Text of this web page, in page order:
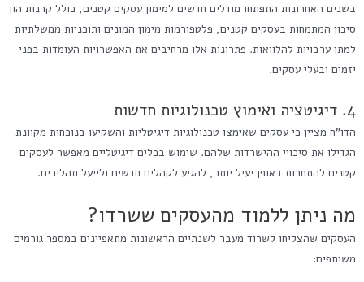
בשנים האחרונות התפתחו מודלים חדשים למימון עסקים קטנים, כולל קרנות הון
סיכון המתמחות בעסקים קטנים, פלטפורמות מימון המונים ותוכניות ממשלתיות
למתן ערבויות להלוואות. פתרונות אלו מרחיבים את האפשרויות העומדות בפני
יזמים ובעלי עסקים.
4. דיגיטציה ואימוץ טכנולוגיות חדשות
הדו"ח מציין כי עסקים שאימצו טכנולוגיות דיגיטליות והשקיעו בנוכחות מקוונת
הגדילו את סיכויי ההישרדות שלהם. שימוש בכלים דיגיטליים מאפשר לעסקים
קטנים להתחרות באופן יעיל יותר, להגיע לקהלים חדשים ולייעל תהליכים.
מה ניתן ללמוד מהעסקים ששרדו?
העסקים שהצליחו לשרוד מעבר לשנתיים הראשונות מתאפיינים במספר גורמים
משותפים: